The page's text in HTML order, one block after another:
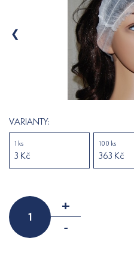
VARIANTY:
1 ks
3 Kč
100 ks
363 Kč
+
-